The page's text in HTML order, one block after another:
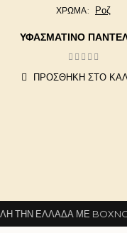
ΧΡΩΜΑ Ροζ
ΥΦΑΣΜΆΤΙΝΟ
ΠΡΟΣΘΉΚΗ ΣΤΟ
ΕΛΛΆΔΑ ΜΕ BOXNOW